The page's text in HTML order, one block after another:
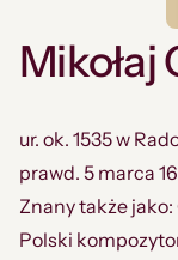
Mikołaj
ur. ok. 1535 w
prawd. 5 marca
Znany także
Polski